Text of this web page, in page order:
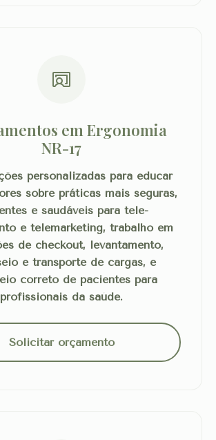
em Ergonomia
NR-17
personalizadas para educar
sobre práticas mais seguras,
e saudáveis para tele-
e telemarketing, trabalho em
de checkout, levantamento,
e transporte de cargas, e
correto de pacientes para
profissionais da saúde.
Solicitar orçamento